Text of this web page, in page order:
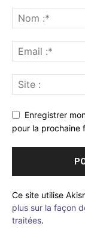
Enregistrer
pour la prochaine
Ce site utilise
plus sur la façon
traitées.